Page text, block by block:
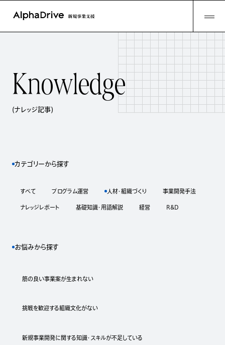
Knowledge
(ナレッジ記事)
カテゴリーから探す
すべて プログラム運営 人材・組織づくり 事業開発手法
ナレッジレポート 基礎知識・用語解説 経営 R&D
お悩みから探す
筋の良い事業案が生まれない
挑戦を歓迎する組織文化がない
新規事業開発に関する知識・スキルが不足している